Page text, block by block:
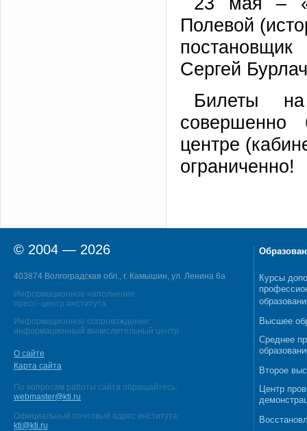
Полевой
Сергей
Билеты
совершенно
центре
ограниченно!
© 2004 — 2026
403874 Волгоградская обл., г. Камышин, ул. Ленина 6а
Информационное наполнение:
пресс–центр института
Информационное сопровождение:
информационный вычислительный центр
О сайте
Карта сайта
По вопросам работы сайта обращайтесь:
webmaster@kti.ru
Официальный почтовый адрес института:
kti@kti.ru
Курсы
Высшее
Среднее
Второе
Центр